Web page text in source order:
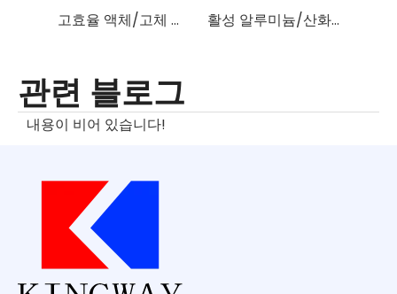
고효율 액체/고체 탈황촉매(술폰화프탈로시아닌코발트) 활성 알루미늄/산화알루미늄/촉매 담체(Al2O3 함량 96%-98%)
관련 블로그
내용이 비어 있습니다!